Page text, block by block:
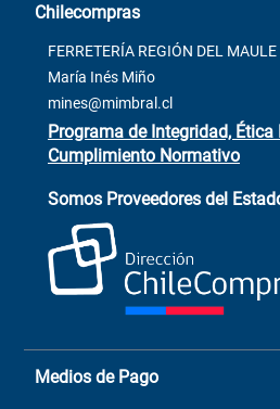
Términos y condiciones
Contacto
Venta Terreno
Trabaja con Nosotros
+56 9 6779 0465
ChileCompras
+56 9 9888 9549
2137 San Javier, Fono (73)
Chilecompras
FERRETERÍA REGIÓN DEL MAULE
María Inés Miño
mines@mimbral.cl
Programa de Integridad, Ética
Cumplimiento Normativo
Somos Proveedores del
Medios de Pago